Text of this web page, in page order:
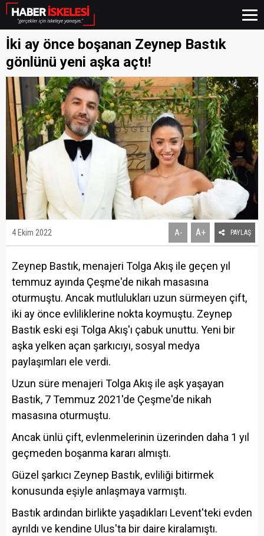
İki ay önce boşanan Zeynep Bastık
gönlünü yeni aşka açtı!
4 Ekim 2022 A- A+ PAYLAŞ
Zeynep Bastık, menajeri Tolga Akış ile geçen yıl
temmuz ayında Çeşme'de nikah masasına
oturmuştu. Ancak mutlulukları uzun sürmeyen çift,
iki ay önce evliliklerine nokta koymuştu. Zeynep
Bastık eski eşi Tolga Akış'ı çabuk unuttu. Yeni bir
aşka yelken açan şarkıcıyı, sosyal medya
paylaşımları ele verdi.
Uzun süre menajeri Tolga Akış ile aşk yaşayan
Bastık, 7 Temmuz 2021'de Çeşme'de nikah
masasına oturmuştu.
Ancak ünlü çift, evlenmelerinin üzerinden daha 1 yıl
geçmeden boşanma kararı almıştı.
Güzel şarkıcı Zeynep Bastık, evliliği bitirmek
konusunda eşiyle anlaşmaya varmıştı.
Bastık ardından birlikte yaşadıkları Levent'teki evden
ayrıldı ve kendine Ulus'ta bir daire kiralamıştı.